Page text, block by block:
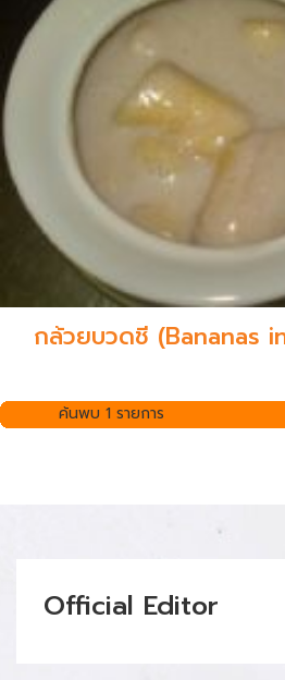
กล้วยบวดชี (Bananas
ค้นพบ 1 รายการ
Official Editor